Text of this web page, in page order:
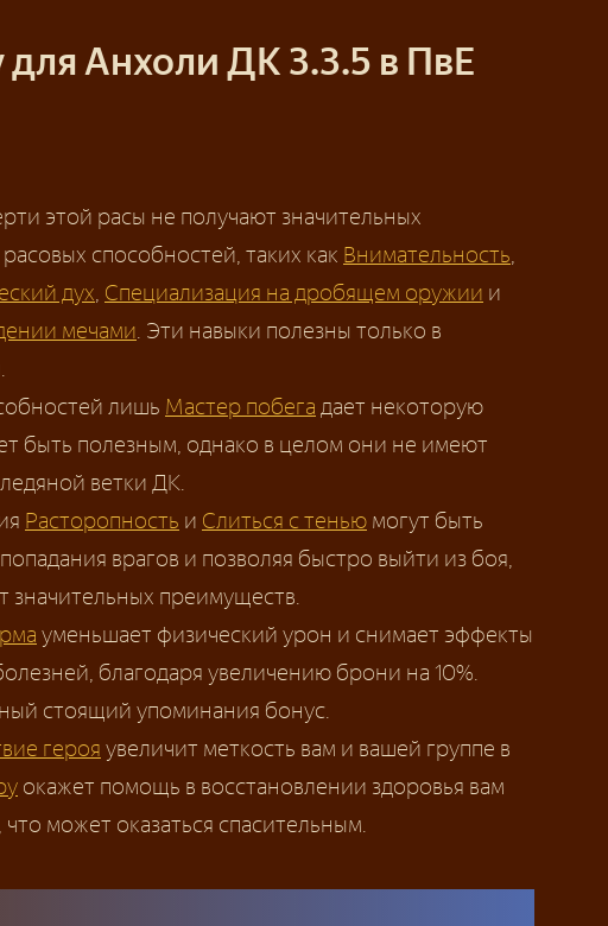
Анхоли ДК 3.3.5 в ПвЕ
этой расы не получают значительных
способностей, таких как Внимательность,
дух, Специализация на дробящем оружии и
мечами. Эти навыки полезны только в
лишь Мастер побега дает некоторую
быть полезным, однако в целом они не имеют
ветки ДК.
Расторопность и Слиться с тенью могут быть
врагов и позволяя быстро выйти из боя,
значительных преимуществ.
уменьшает физический урон и снимает эффекты
благодаря увеличению брони на 10%.
стоящий упоминания бонус.
героя увеличит меткость вам и вашей группе в
окажет помощь в восстановлении здоровья вам
может оказаться спасительным.